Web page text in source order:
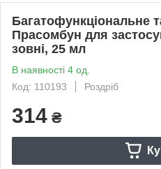
Багатофункціональне
Прасомбун для
зовні, 25 мл
В наявності 4 од.
Код: 110193
Роздріб
314 ₴